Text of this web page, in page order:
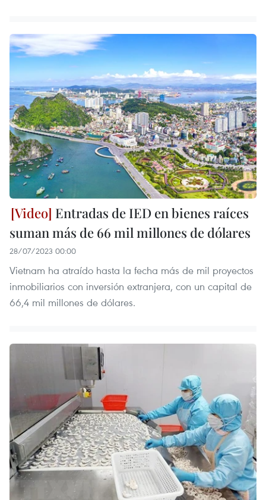
Entradas de IED en bienes raíces
suman más de 66 mil millones de dólares
28/07/2023 00:00
Vietnam ha atraído hasta la fecha más de mil proyectos
inmobiliarios con inversión extranjera, con un capital de
66,4 mil millones de dólares.